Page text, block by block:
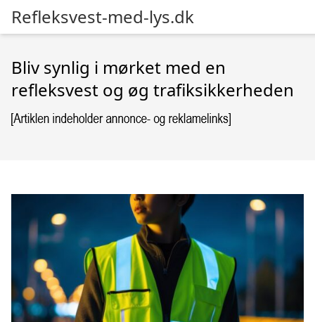
Refleksvest-med-lys.dk
Bliv synlig i mørket med en
refleksvest og øg trafiksikkerheden